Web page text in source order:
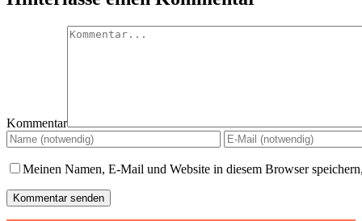
Kommentar
Meinen Namen, E-Mail und Website in diesem Browser